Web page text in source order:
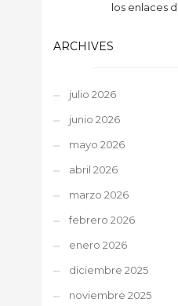
los enlaces
ARCHIVES
julio 2026
junio 2026
mayo 2026
abril 2026
marzo 2026
febrero 2026
enero 2026
diciembre 2025
noviembre 2025